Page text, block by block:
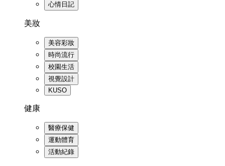
心情日記
美妝
美容彩妝
時尚流行
校園生活
視覺設計
KUSO
健康
醫療保健
運動體育
活動紀錄